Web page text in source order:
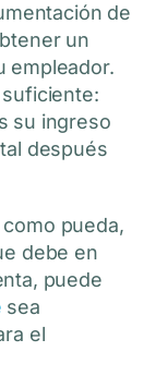
de
un
empleador.
su ingreso
después
pueda,
debe en
puede
sea
el